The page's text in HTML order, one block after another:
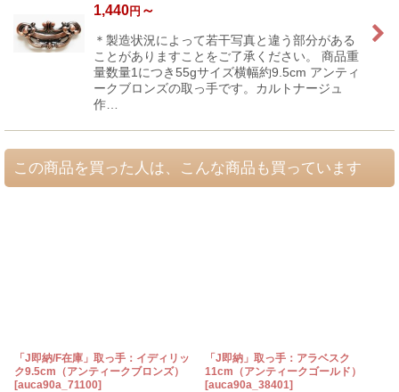
1,440円 ～
＊製造状況によって若干写真と違う部分がある
ことがありますことをご了承ください。 商品重
量数量1につき55gサイズ横幅約9.5cm アンティ
ークブロンズの取っ手です。カルトナージュ
作…
この商品を買った人は、こんな商品も買っています
「J即納/F在庫」取っ手：イディリッ
ク9.5cm（アンティークブロンズ）
[auca90a_71100]
「J即納」取っ手：アラベスク
11cm（アンティークゴールド）
[auca90a_38401]